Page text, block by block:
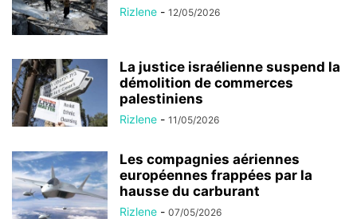
Rizlene - 12/05/2026
La justice israélienne suspend la
démolition de commerces
palestiniens
Rizlene - 11/05/2026
Les compagnies aériennes
européennes frappées par la
hausse du carburant
Rizlene - 07/05/2026